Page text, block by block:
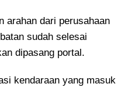
arahan dari perusahaan
sudah selesai
dipasang portal.
kendaraan yang masuk